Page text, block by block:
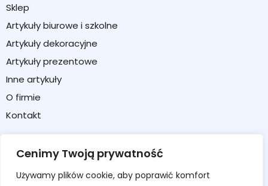
Cenimy Twoją prywatność
Używamy plików cookie, aby poprawić komfort
Sklep
Artykuły biurowe i szkolne
Artykuły dekoracyjne
Artykuły prezentowe
Inne artykuły
O firmie
Kontakt